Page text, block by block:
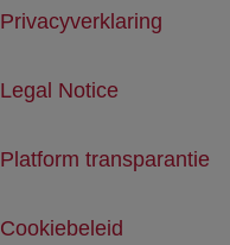
Privacyverklaring
Legal Notice
Platform transparantie
Cookiebeleid